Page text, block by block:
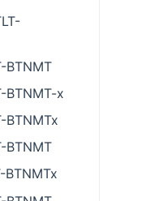
BTNMT
BTNMT-x
BTNMT